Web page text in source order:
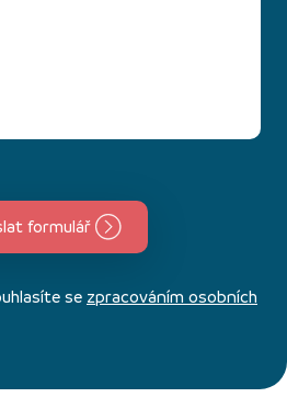
formulář
se zpracováním osobních